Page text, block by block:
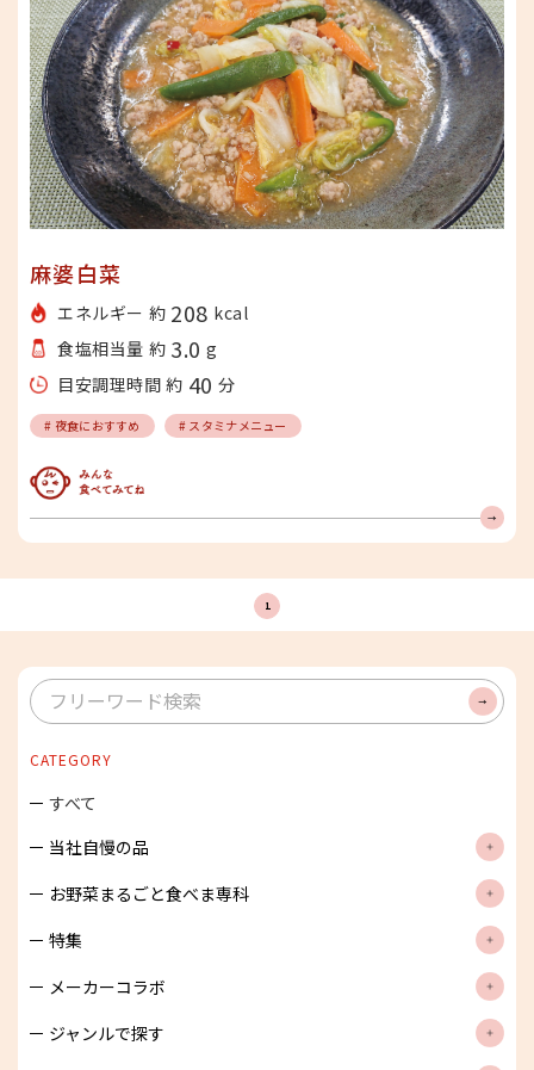
麻婆白菜
エネルギー 約 208 kcal
食塩相当量 約 3.0 g
目安調理時間 約 40 分
# 夜食におすすめ # スタミナメニュー
みんな食べてみてね
1
検
CATEGORY
すべて
当社自慢の品
お野菜まるごと食べま専科
特集
メーカーコラボ
ジャンルで探す